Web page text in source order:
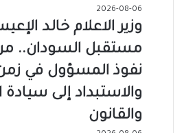
2026-08-06
وزير الاعلام خالد
مستقبل السودان..
نفوذ المسؤول في
والاستبداد إلى سيادة
والقانون